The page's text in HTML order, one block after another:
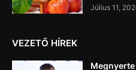
Július 11,
VEZETŐ HÍREK